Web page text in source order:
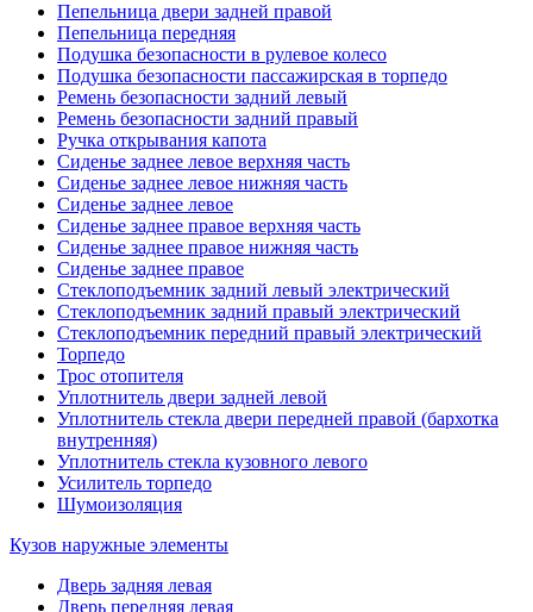
Пепельница двери задней правой
Пепельница передняя
Подушка безопасности в рулевое колесо
Подушка безопасности пассажирская в торпедо
Ремень безопасности задний левый
Ремень безопасности задний правый
Ручка открывания капота
Сиденье заднее левое верхняя часть
Сиденье заднее левое нижняя часть
Сиденье заднее левое
Сиденье заднее правое верхняя часть
Сиденье заднее правое нижняя часть
Сиденье заднее правое
Стеклоподъемник задний левый электрический
Стеклоподъемник задний правый электрический
Стеклоподъемник передний правый электрический
Торпедо
Трос отопителя
Уплотнитель двери задней левой
Уплотнитель стекла двери передней правой (бархотка
внутренняя)
Уплотнитель стекла кузовного левого
Усилитель торпедо
Шумоизоляция
Кузов наружные элементы
Дверь задняя левая
Дверь передняя левая